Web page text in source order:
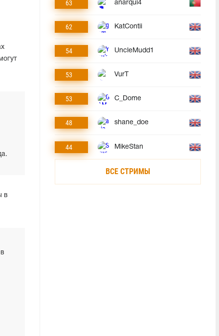
в
63 anarqui4
62 KatContii
54 UncleMudd1
53 VurT
53 C_Dome
48 shane_doe
44 MikeStan
ВСЕ СТРИМЫ